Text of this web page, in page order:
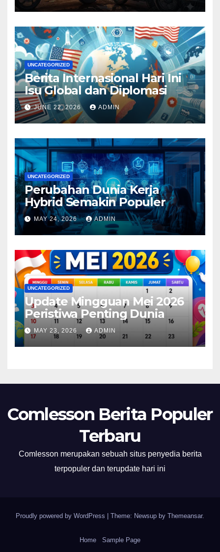
UNCATEGORIZED
Berita Internasional Hari Ini
Isu Global dan Diplomasi
JUNE 22, 2026 ADMIN
UNCATEGORIZED
Perubahan Dunia Kerja
Hybrid Semakin Populer
MAY 24, 2026 ADMIN
UNCATEGORIZED
Update Mingguan Mei 2026
Peristiwa Penting Dunia
MAY 23, 2026 ADMIN
Comlesson Berita Populer
Terbaru
Comlesson merupakan sebuah situs penyedia berita
terpopuler dan terupdate hari ini
Proudly powered by WordPress Theme: Newsup by Themeansar.
Home Sample Page